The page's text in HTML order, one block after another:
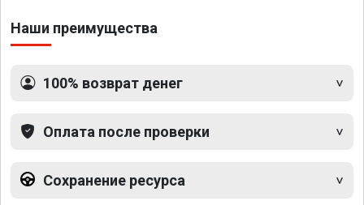
Наши преимущества
100% возврат денег
Оплата после проверки
Сохранение ресурса